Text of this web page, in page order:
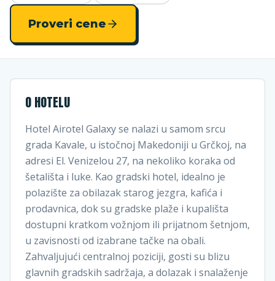
Proveri cene
O HOTELU
Hotel Airotel Galaxy se nalazi u samom srcu
grada Kavale, u istočnoj Makedoniji u Grčkoj, na
adresi El. Venizelou 27, na nekoliko koraka od
šetališta i luke. Kao gradski hotel, idealno je
polazište za obilazak starog jezgra, kafića i
prodavnica, dok su gradske plaže i kupališta
dostupni kratkom vožnjom ili prijatnom šetnjom,
u zavisnosti od izabrane tačke na obali.
Zahvaljujući centralnoj poziciji, gosti su blizu
glavnih gradskih sadržaja, a dolazak i snalaženje